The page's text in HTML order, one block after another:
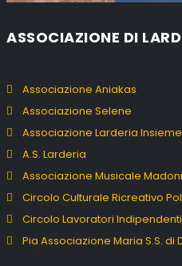
ASSOCIAZIONE DI
Associazione Aniakas
Associazione Selene
Associazione Larderia Insieme
A.S. Larderia
Associazione Musicale
Circolo Culturale Ricreativo
Circolo Lavoratori Indipendenti
Pia Associazione Maria S.S. di